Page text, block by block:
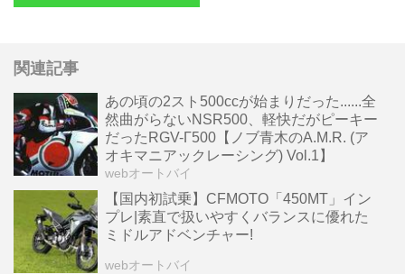
関連記事
あの頃の2スト500ccが始まりだった......全
然曲がらないNSR500、軽快だがピーキー
だったRGV-Γ500【ノブ青木のA.M.R. (ア
オキマニアックレーシング) Vol.1】
webオートバイ
【国内初試乗】CFMOTO「450MT」イン
プレ|素直で扱いやすくバランスに優れた
ミドルアドベンチャー!
webオートバイ